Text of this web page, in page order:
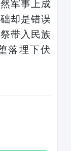
军事上成
却是错误
带入民族
落埋下伏